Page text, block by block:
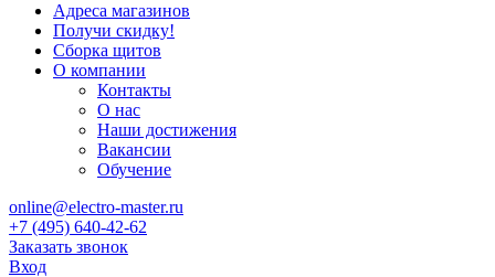
Адреса магазинов
Получи скидку!
Сборка щитов
О компании
Контакты
О нас
Наши достижения
Вакансии
Обучение
online@electro-master.ru
+7 (495) 640-42-62
Заказать звонок
Вход